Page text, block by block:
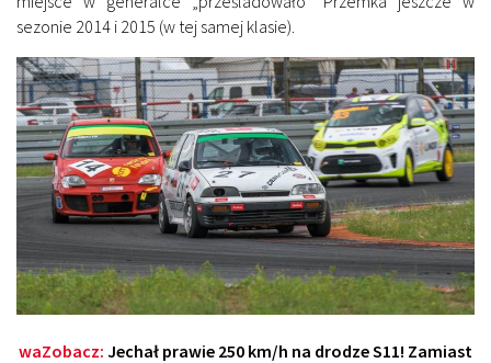
sezonie 2014 i 2015 (w tej samej klasie).
waZobacz: Jechał prawie 250 km/h na drodze S11! Zamiast